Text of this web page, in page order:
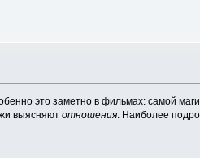
это заметно в фильмах: самой
выясняют отношения. Наиболее